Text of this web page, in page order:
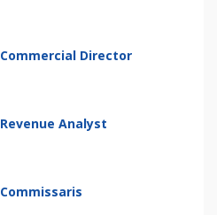
Commercial Director
Revenue Analyst
Commissaris